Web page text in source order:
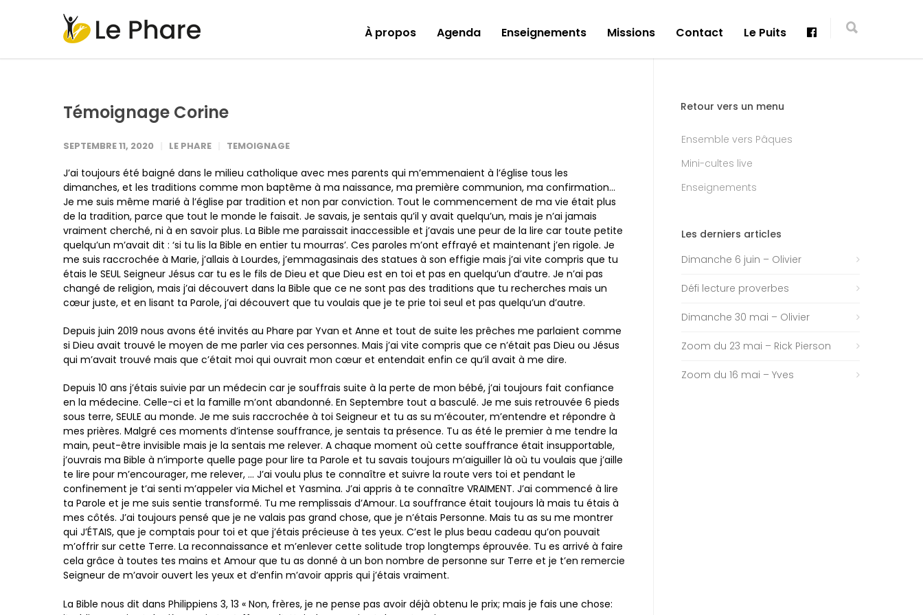
À propos Agenda Enseignements Missions Contact Le Puits
Témoignage Corine
SEPTEMBRE 11, 2020 LE PHARE TEMOIGNAGE
J’ai toujours été baigné dans le milieu catholique avec mes parents qui m’emmenaient à l’église tous les
dimanches, et les traditions comme mon baptême à ma naissance, ma première communion, ma confirmation…
Je me suis même marié à l’église par tradition et non par conviction. Tout le commencement de ma vie était plus
de la tradition, parce que tout le monde le faisait. Je savais, je sentais qu’il y avait quelqu’un, mais je n’ai jamais
vraiment cherché, ni à en savoir plus. La Bible me paraissait inaccessible et j’avais une peur de la lire car toute petite
quelqu’un m’avait dit : ‘si tu lis la Bible en entier tu mourras’. Ces paroles m’ont effrayé et maintenant j’en rigole. Je
me suis raccrochée à Marie, j’allais à Lourdes, j’emmagasinais des statues à son effigie mais j’ai vite compris que tu
étais le SEUL Seigneur Jésus car tu es le fils de Dieu et que Dieu est en toi et pas en quelqu’un d’autre. Je n’ai pas
changé de religion, mais j’ai découvert dans la Bible que ce ne sont pas des traditions que tu recherches mais un
cœur juste, et en lisant ta Parole, j’ai découvert que tu voulais que je te prie toi seul et pas quelqu’un d’autre.
Depuis juin 2019 nous avons été invités au Phare par Yvan et Anne et tout de suite les prêches me parlaient comme
si Dieu avait trouvé le moyen de me parler via ces personnes. Mais j’ai vite compris que ce n’était pas Dieu ou Jésus
qui m’avait trouvé mais que c’était moi qui ouvrait mon cœur et entendait enfin ce qu’il avait à me dire.
Depuis 10 ans j’étais suivie par un médecin car je souffrais suite à la perte de mon bébé, j’ai toujours fait confiance
en la médecine. Celle-ci et la famille m’ont abandonné. En Septembre tout a basculé. Je me suis retrouvée 6 pieds
sous terre, SEULE au monde. Je me suis raccrochée à toi Seigneur et tu as su m’écouter, m’entendre et répondre à
mes prières. Malgré ces moments d’intense souffrance, je sentais ta présence. Tu as été le premier à me tendre la
main, peut-être invisible mais je la sentais me relever. A chaque moment où cette souffrance était insupportable,
j’ouvrais ma Bible à n’importe quelle page pour lire ta Parole et tu savais toujours m’aiguiller là où tu voulais que j’aille
te lire pour m’encourager, me relever, … J’ai voulu plus te connaître et suivre la route vers toi et pendant le
confinement je t’ai senti m’appeler via Michel et Yasmina. J’ai appris à te connaître VRAIMENT. J’ai commencé à lire
ta Parole et je me suis sentie transformé. Tu me remplissais d’Amour. La souffrance était toujours là mais tu étais à
mes côtés. J’ai toujours pensé que je ne valais pas grand chose, que je n’étais Personne. Mais tu as su me montrer
qui J’ÉTAIS, que je comptais pour toi et que j’étais précieuse à tes yeux. C’est le plus beau cadeau qu’on pouvait
m’offrir sur cette Terre. La reconnaissance et m’enlever cette solitude trop longtemps éprouvée. Tu es arrivé à faire
cela grâce à toutes tes mains et Amour que tu as donné à un bon nombre de personne sur Terre et je t’en remercie
Seigneur de m’avoir ouvert les yeux et d’enfin m’avoir appris qui j’étais vraiment.
La Bible nous dit dans Philippiens 3, 13 « Non, frères, je ne pense pas avoir déjà obtenu le prix; mais je fais une chose:
Retour vers un menu
Ensemble vers Pâques
Mini-cultes live
Enseignements
Les derniers articles
Dimanche 6 juin – Olivier
Défi lecture proverbes
Dimanche 30 mai – Olivier
Zoom du 23 mai – Rick Pierson
Zoom du 16 mai – Yves